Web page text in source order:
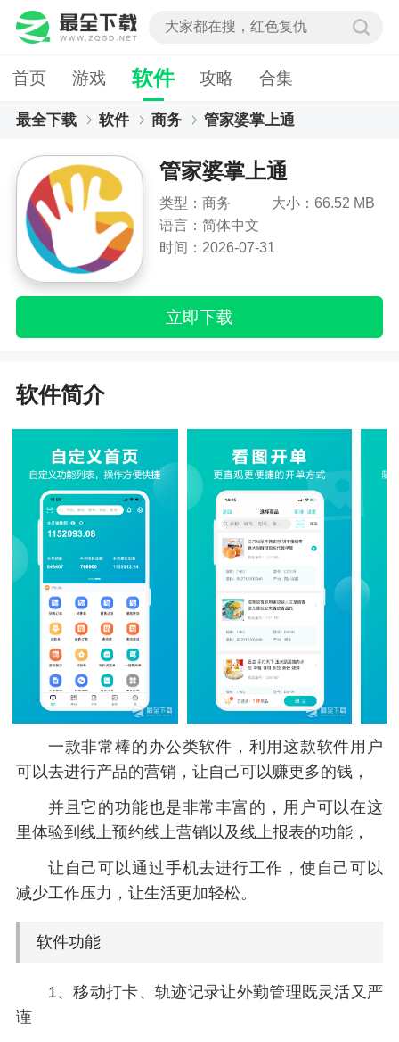
首页 游戏 软件 攻略 合集
最全下载 软件 商务 管家婆掌上通
管家婆掌上通
类型：商务
大小：66.52 MB
语言：简体中文
时间：2026-07-31
立即下载
软件简介
一款非常棒的办公类软件，利用这款软件用户
可以去进行产品的营销，让自己可以赚更多的钱，
并且它的功能也是非常丰富的，用户可以在这
里体验到线上预约线上营销以及线上报表的功能，
让自己可以通过手机去进行工作，使自己可以
减少工作压力，让生活更加轻松。
软件功能
1、移动打卡、轨迹记录让外勤管理既灵活又严
谨